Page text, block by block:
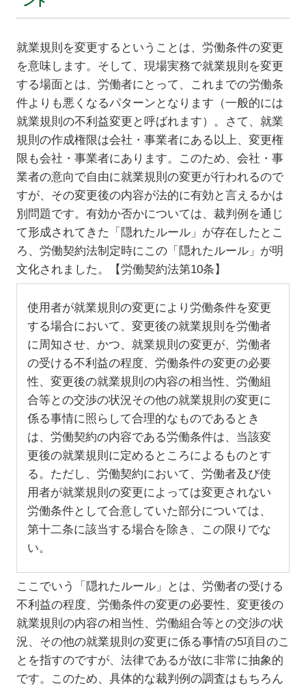
就業規則を変更するということは、労働条件の変更
を意味します。そして、現場実務で就業規則を変更
する場面とは、労働者にとって、これまでの労働条
件よりも悪くなるパターンとなります（一般的には
就業規則の不利益変更と呼ばれます）。さて、就業
規則の作成権限は会社・事業者にある以上、変更権
限も会社・事業者にあります。このため、会社・事
業者の意向で自由に就業規則の変更が行われるので
すが、その変更後の内容が法的に有効と言えるかは
別問題です。有効か否かについては、裁判例を通じ
て形成されてきた「隠れたルール」が存在したとこ
ろ、労働契約法制定時にこの「隠れたルール」が明
文化されました。【労働契約法第10条】
使用者が就業規則の変更により労働条件を変更
する場合において、変更後の就業規則を労働者
に周知させ、かつ、就業規則の変更が、労働者
の受ける不利益の程度、労働条件の変更の必要
性、変更後の就業規則の内容の相当性、労働組
合等との交渉の状況その他の就業規則の変更に
係る事情に照らして合理的なものであるとき
は、労働契約の内容である労働条件は、当該変
更後の就業規則に定めるところによるものとす
る。ただし、労働契約において、労働者及び使
用者が就業規則の変更によっては変更されない
労働条件として合意していた部分については、
第十二条に該当する場合を除き、この限りでな
い。
ここでいう「隠れたルール」とは、労働者の受ける
不利益の程度、労働条件の変更の必要性、変更後の
就業規則の内容の相当性、労働組合等との交渉の状
況、その他の就業規則の変更に係る事情の5項目のこ
とを指すのですが、法律であるが故に非常に抽象的
です。このため、具体的な裁判例の調査はもちろん